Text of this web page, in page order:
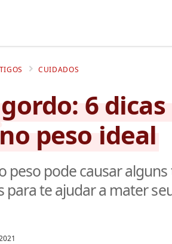
CUIDADOS
6
peso ideal
peso pode causar
para te ajudar a mater